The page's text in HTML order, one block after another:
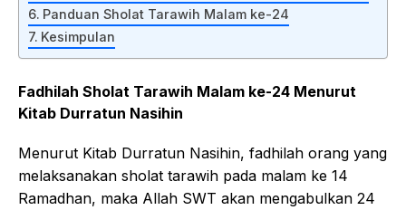
Panduan Sholat Tarawih Malam ke-24
Kesimpulan
Fadhilah Sholat Tarawih Malam ke-24 Menurut
Kitab Durratun Nasihin
Menurut Kitab Durratun Nasihin, fadhilah orang yang
melaksanakan sholat tarawih pada malam ke 14
Ramadhan, maka Allah SWT akan mengabulkan 24